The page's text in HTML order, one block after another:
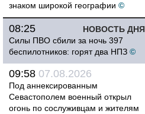
знаком широкой географии ©
НОВОСТЬ ДНЯ
08:25
Силы ПВО сбили за ночь 397
беспилотников: горят два НПЗ ©
09:58 07.08.2026
Под аннексированным
Севастополем военный открыл
огонь по сослуживцам и жителям